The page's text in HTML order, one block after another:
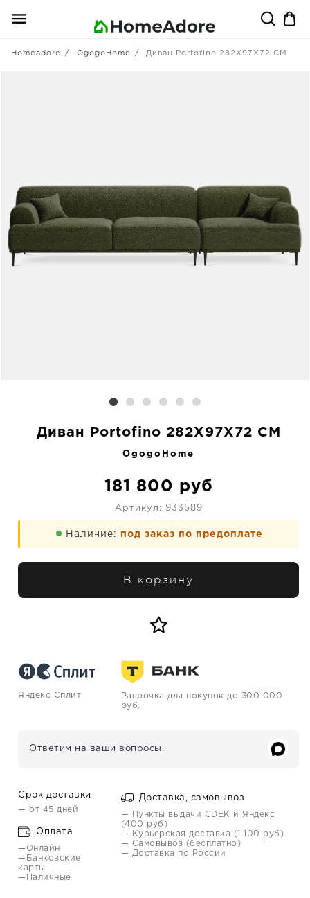
Homeadore OgogoHome Диван Portofino 282X97X72 CM
Диван Portofino 282X97X72 CM
OgogoHome
181 800 руб
Артикул: 933589
Наличие: под заказ по предоплате
В корзину
Яндекс Сплит
Расрочка для покупок до 300 000
руб.
Ответим на ваши вопросы.
Срок доставки
— от 45 дней
Оплата
—Онлайн
—Банковские
карты
—Наличные
Доставка, самовывоз
— Пункты выдачи CDEK и Яндекс
(400 руб)
— Курьерская доставка (1 100 руб)
— Самовывоз (бесплатно)
— Доставка по России